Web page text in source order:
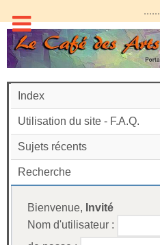
Index
Utilisation du site - F.A.Q.
Sujets récents
Recherche
Bienvenue, Invité
Nom d'utilisateur :